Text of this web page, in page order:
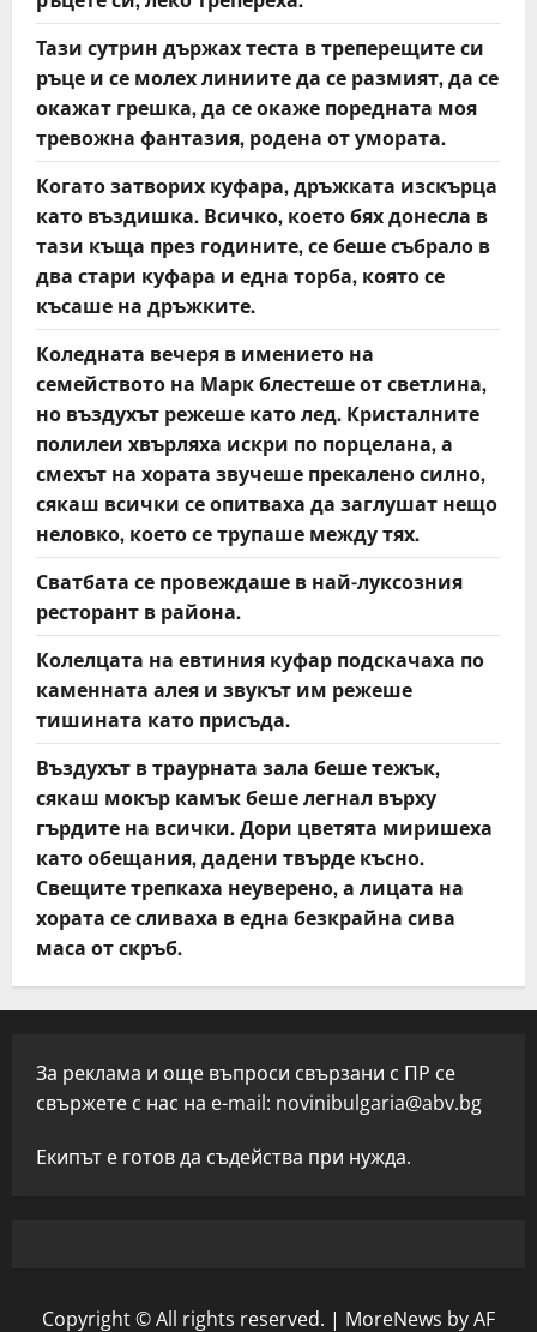
Тази сутрин държах теста в треперещите си
ръце и се молех линиите да се размият, да се
окажат грешка, да се окаже поредната моя
тревожна фантазия, родена от умората.
Когато затворих куфара, дръжката изскърца
като въздишка. Всичко, което бях донесла в
тази къща през годините, се беше събрало в
два стари куфара и една торба, която се
късаше на дръжките.
Коледната вечеря в имението на
семейството на Марк блестеше от светлина,
но въздухът режеше като лед. Кристалните
полилеи хвърляха искри по порцелана, а
смехът на хората звучеше прекалено силно,
сякаш всички се опитваха да заглушат нещо
неловко, което се трупаше между тях.
Сватбата се провеждаше в най-луксозния
ресторант в района.
Колелцата на евтиния куфар подскачаха по
каменната алея и звукът им режеше
тишината като присъда.
Въздухът в траурната зала беше тежък,
сякаш мокър камък беше легнал върху
гърдите на всички. Дори цветята миришеха
като обещания, дадени твърде късно.
Свещите трепкаха неуверено, а лицата на
хората се сливаха в една безкрайна сива
маса от скръб.
За реклама и още въпроси свързани с ПР се
свържете с нас на e-mail: novinibulgaria@abv.bg
Екипът е готов да съдейства при нужда.
Copyright © All rights reserved. | MoreNews by AF